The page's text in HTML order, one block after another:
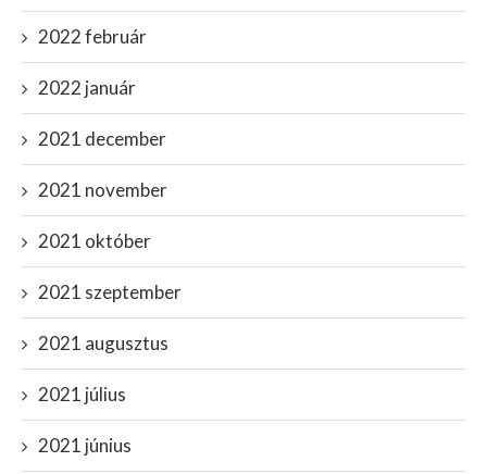
2022 február
2022 január
2021 december
2021 november
2021 október
2021 szeptember
2021 augusztus
2021 július
2021 június